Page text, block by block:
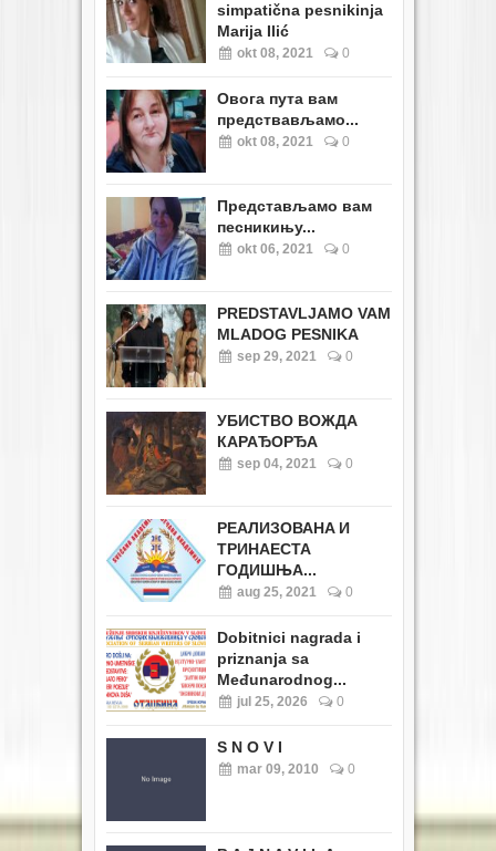
simpatična pesnikinja
Marija Ilić
okt 08, 2021 0
Овога пута вам
предствављамо...
okt 08, 2021 0
Представљамо вам
песникињу...
okt 06, 2021 0
PREDSTAVLJAMO VAM
MLADOG PESNIKA
sep 29, 2021 0
УБИСТВО ВОЖДА
КАРАЂОРЂА
sep 04, 2021 0
РЕАЛИЗОВАНA И
ТРИНАЕСТА
ГОДИШЊА...
aug 25, 2021 0
Dobitnici nagrada i
priznanja sa
Međunarodnog...
jul 25, 2026 0
S N O V I
mar 09, 2010 0